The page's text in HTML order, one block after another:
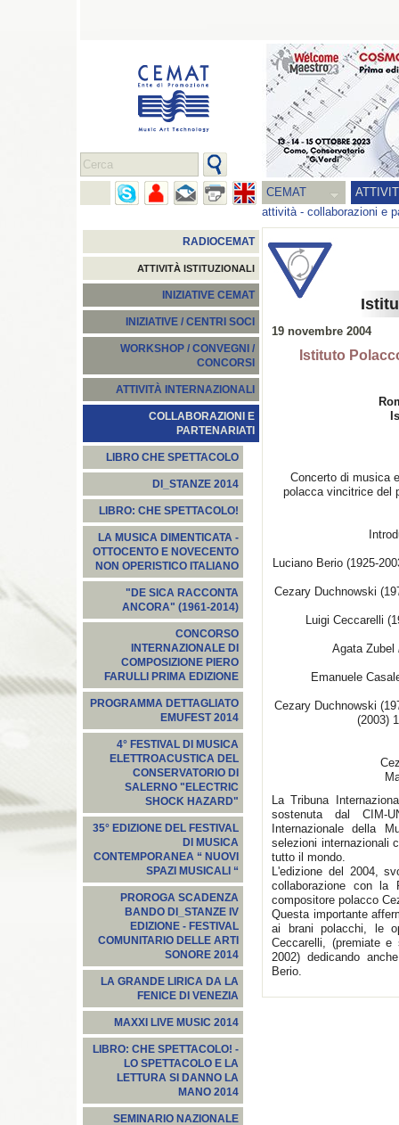
CEMAT
attività- collaborazioni e
RADIOCEMAT
ATTIVITÀ ISTITUZIONALI
INIZIATIVE CEMAT
INIZIATIVE / CENTRI SOCI
WORKSHOP / CONVEGNI /
CONCORSI
ATTIVITÀ INTERNAZIONALI
COLLABORAZIONI E
PARTENARIATI
LIBRO CHE SPETTACOLO
DI_STANZE 2014
LIBRO: CHE SPETTACOLO!
LA MUSICA DIMENTICATA -
OTTOCENTO E NOVECENTO
NON OPERISTICO ITALIANO
"DE SICA RACCONTA
ANCORA" (1961-2014)
CONCORSO
INTERNAZIONALE DI
COMPOSIZIONE PIERO
FARULLI PRIMA EDIZIONE
PROGRAMMA DETTAGLIATO
EMUFEST 2014
4° FESTIVAL DI MUSICA
ELETTROACUSTICA DEL
CONSERVATORIO DI
SALERNO "ELECTRIC
SHOCK HAZARD"
35° EDIZIONE DEL FESTIVAL
DI MUSICA
CONTEMPORANEA “ NUOVI
SPAZI MUSICALI “
PROROGA SCADENZA
BANDO DI_STANZE IV
EDIZIONE - FESTIVAL
COMUNITARIO DELLE ARTI
SONORE 2014
LA GRANDE LIRICA DA LA
FENICE DI VENEZIA
MAXXI LIVE MUSIC 2014
LIBRO: CHE SPETTACOLO! -
LO SPETTACOLO E LA
LETTURA SI DANNO LA
MANO 2014
SEMINARIO NAZIONALE
19 novembre 2004
Istituto
Concerto di musica
polacca vincitrice del
Luciano Berio (1925-
Cezary Duchnowski
Luigi Ceccarelli
Agata Zubel
Emanuele
Cezary Duchnowski
(2003)
La Tribuna
sostenuta dal CIM-
Internazionale della
selezioni internazionali
tutto il mondo.
L'edizione del 2004,
collaborazione con la
compositore polacco
Questa importante
ai brani polacchi, le
Ceccarelli, (premiate e
2002) dedicando
Berio.